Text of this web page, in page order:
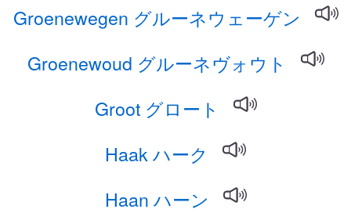
Groenewegen グルーネウェーゲン
Groenewoud グルーネヴォウト
Groot グロート
Haak ハーク
Haan ハーン